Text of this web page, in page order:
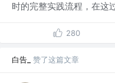
时的完整实践流程，在这
280
白告_ 赞了这篇文章